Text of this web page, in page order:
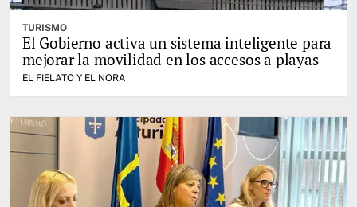
TURISMO
El Gobierno activa un sistema inteligente para
mejorar la movilidad en los accesos a playas
EL FIELATO Y EL NORA